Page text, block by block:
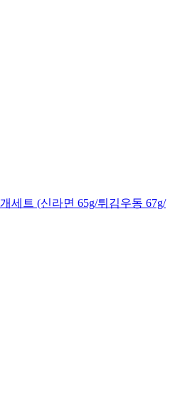
세트 (신라면 65g/튀김우동 67g/